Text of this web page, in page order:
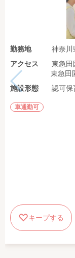
勤務地
神奈川
アクセス
東急田
東急田
施設形態
認可保
車通勤可
キープする